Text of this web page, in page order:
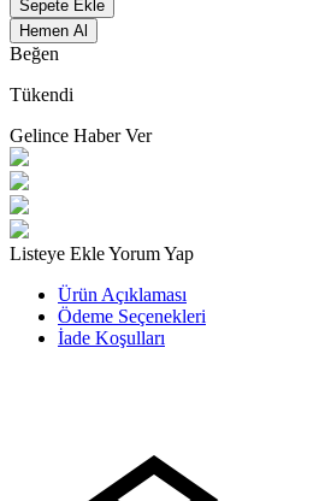
Sepete Ekle
Hemen Al
Beğen
Tükendi
Gelince Haber Ver
Listeye EkleYorum Yap
Ürün Açıklaması
Ödeme Seçenekleri
İade Koşulları